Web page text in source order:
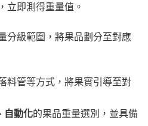
立即測得重量值。
分級範圍，將果品劃分至對應
料管等方式，將果實引導至對
自動化的果品重量選別，並具備